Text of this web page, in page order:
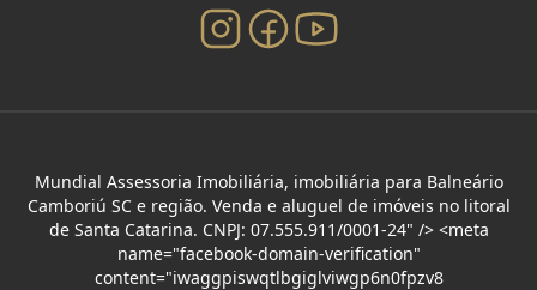
Mundial Assessoria Imobiliária, imobiliária para Balneário
Camboriú SC e região. Venda e aluguel de imóveis no litoral
de Santa Catarina. CNPJ: 07.555.911/0001-24" /> <meta
name="facebook-domain-verification"
content="iwaggpiswqtlbgiglviwgp6n0fpzv8